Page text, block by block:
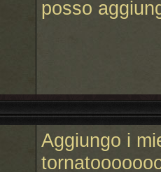
posso
Aggiungo i